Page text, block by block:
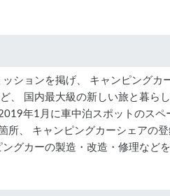
ションを掲げ、 キャンピングカ
、 国内最大級の新しい旅と暮ら
年1月に車中泊スポットのスペ
所、 キャンピングカーシェアの
グカーの製造・改造・修理など